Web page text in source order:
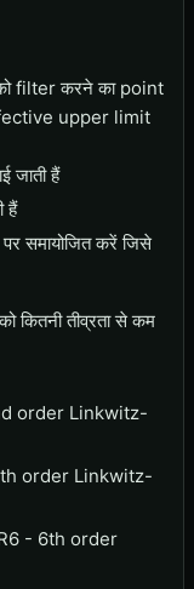
को filter करने का point
upper limit
जाती हैं
हैं
समायोजित करें जिसे
कितनी तीव्रता से कम
order Linkwitz-
order Linkwitz-
- 6th order